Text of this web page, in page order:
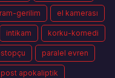
gerilim el kamerası
intikam korku-komedi
paralel evren
post apokaliptik